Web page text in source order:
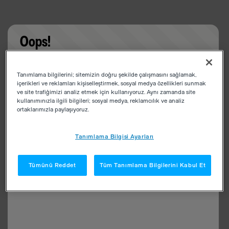
Oops!
app
Tanımlama bilgilerini; sitemizin doğru şekilde çalışmasını sağlamak,
içerikleri ve reklamları kişiselleştirmek, sosyal medya özellikleri sunmak
ve site trafiğimizi analiz etmek için kullanıyoruz. Aynı zamanda site
kullanımınızla ilgili bilgileri; sosyal medya, reklamcılık ve analiz
ortaklarımızla paylaşıyoruz.
Tanımlama Bilgisi Ayarları
Tümünü Reddet Tüm Tanımlama Bilgilerini Kabul Et